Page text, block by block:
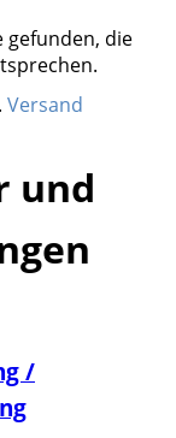
gefunden, die
Versand
und
/